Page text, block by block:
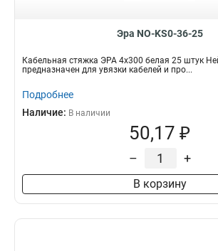
Эра NO-KS0-36-25
Кабельная стяжка ЭРА 4x300 белая 25 штук
предназначен для увязки кабелей и про...
Подробнее
Наличие: В наличии
50,17 ₽
– +
В корзину